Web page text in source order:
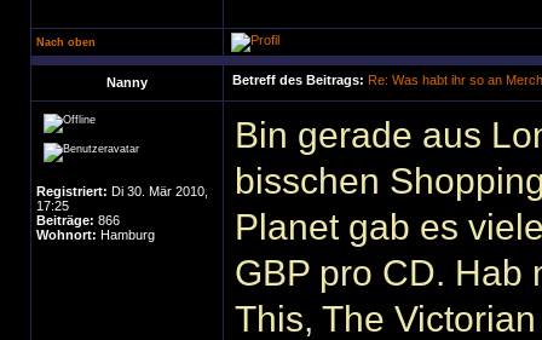
Nach oben
Nanny Betreff des Beitrags: Re: Was habt ihr so an
Registriert: Di 30. Mär 2010,
17:25
Beiträge: 866
Wohnort: Hamburg
Bin gerade aus
bisschen
Planet gab es
GBP pro CD. Hab
This, The